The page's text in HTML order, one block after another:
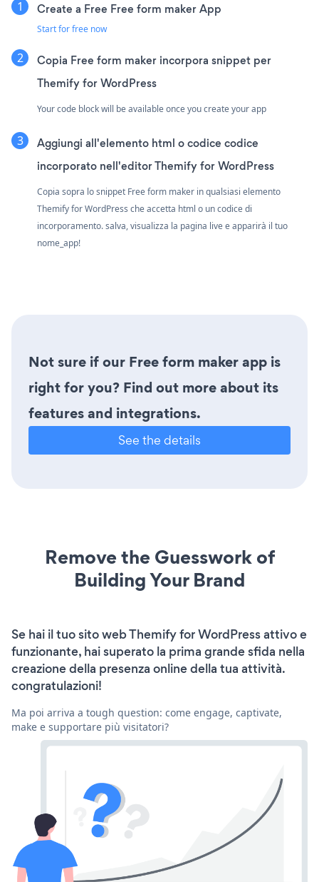
Create a Free Free form maker App
Start for free now
Copia Free form maker incorpora snippet per
Themify for WordPress
Your code block will be available once you create your app
Aggiungi all'elemento html o codice codice
incorporato nell'editor Themify for WordPress
Copia sopra lo snippet Free form maker in qualsiasi elemento
Themify for WordPress che accetta html o un codice di
incorporamento. salva, visualizza la pagina live e apparirà il tuo
nome_app!
Not sure if our Free form maker app is
right for you? Find out more about its
features and integrations.
See the details
Remove the Guesswork of
Building Your Brand
Se hai il tuo sito web Themify for WordPress attivo e
funzionante, hai superato la prima grande sfida nella
creazione della presenza online della tua attività.
congratulazioni!
Ma poi arriva a tough question: come engage, captivate,
make e supportare più visitatori?